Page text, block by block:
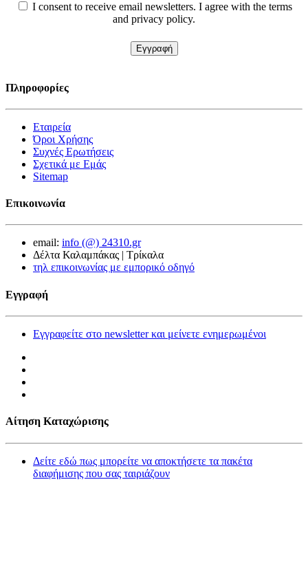
I consent to receive email newsletters. I agree with the terms
and privacy policy.
Πληροφορίες
Εταιρεία
Όροι Χρήσης
Συχνές Ερωτήσεις
Σχετικά με Εμάς
Sitemap
Επικοινωνία
email: info (@) 24310.gr
Δέλτα Καλαμπάκας | Τρίκαλα
τηλ επικοινωνίας με εμπορικό οδηγό
Εγγραφή
Εγγραφείτε στο newsletter και μείνετε ενημερωμένοι
Αίτηση Καταχώρισης
Δείτε εδώ πως μπορείτε να αποκτήσετε τα πακέτα
διαφήμισης που σας ταιριάζουν